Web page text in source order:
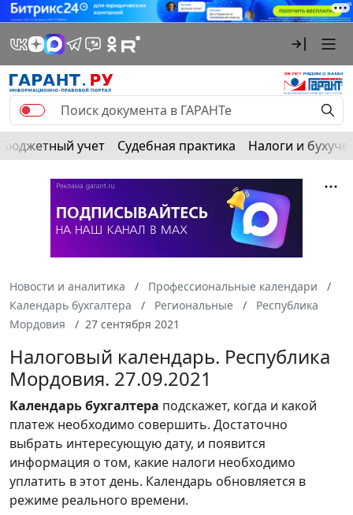
Бюджетный учет Судебная практика Налоги и
Новости и аналитика
Профессиональные календари
Календарь бухгалтера
Региональные
Республика
Мордовия
27 сентября 2021
Налоговый календарь. Республика
Мордовия. 27.09.2021
Календарьбухгалтера подскажет, когда и какой
платеж необходимо совершить. Достаточно
выбрать интересующую дату, и появится
информация о том, какие налоги необходимо
уплатить в этот день. Календарь обновляется в
режиме реального времени.